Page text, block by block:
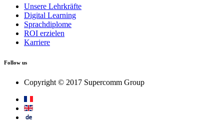
Unsere Lehrkräfte
Digital Learning
Sprachdiplome
ROI erzielen
Karriere
Follow us
Copyright © 2017 Supercomm Group